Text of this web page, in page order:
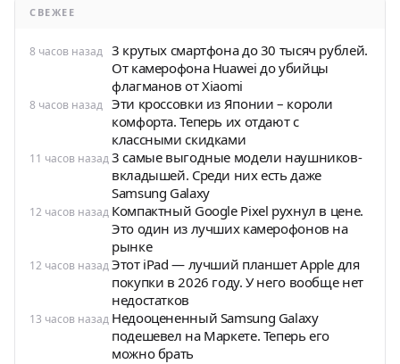
СВЕЖЕЕ
8 часов назад 3 крутых смартфона до 30 тысяч рублей.
От камерофона Huawei до убийцы
флагманов от Xiaomi
8 часов назад Эти кроссовки из Японии – короли
комфорта. Теперь их отдают с
классными скидками
11 часов назад3 самые выгодные модели наушников-
вкладышей. Среди них есть даже
Samsung Galaxy
12 часов назад Компактный Google Pixel рухнул в цене.
Это один из лучших камерофонов на
рынке
12 часов назадЭтот iPad — лучший планшет Apple для
покупки в 2026 году. У него вообще нет
недостатков
13 часов назад Недооцененный Samsung Galaxy
подешевел на Маркете. Теперь его
можно брать